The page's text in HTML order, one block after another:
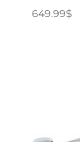
649.99$